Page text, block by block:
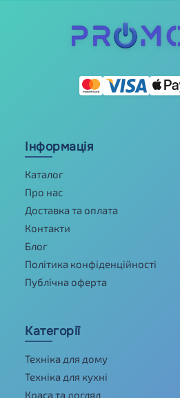
Інформація
Каталог
Про нас
Доставка та оплата
Контакти
Блог
Політика конфіденційності
Публічна оферта
Категорії
Техніка для дому
Техніка для кухні
Краса та догляд